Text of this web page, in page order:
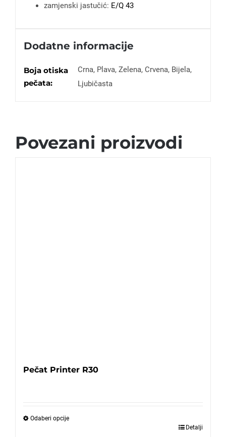
zamjenski jastučić: E/Q 43
Dodatne informacije
Boja otiska
pečata:
Crna, Plava, Zelena, Crvena, Bijela,
Ljubičasta
Povezani proizvodi
Pečat Printer R30
Odaberi opcije
Detalji